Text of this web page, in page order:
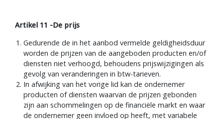
Artikel 11 -De prijs
Gedurende de in het aanbod vermelde geldigheidsduur
worden de prijzen van de aangeboden producten en/of
diensten niet verhoogd, behoudens prijswijzigingen als
gevolg van veranderingen in btw-tarieven.
In afwijking van het vorige lid kan de ondernemer
producten of diensten waarvan de prijzen gebonden
zijn aan schommelingen op de financiële markt en waar